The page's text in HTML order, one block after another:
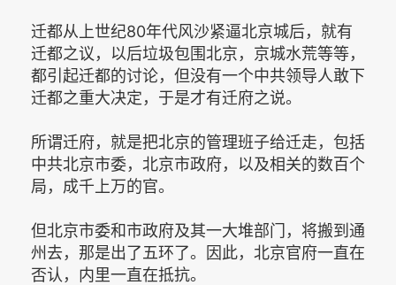
迁都从上世纪80年代风沙紧逼北京城后，就有
迁都之议，以后垃圾包围北京，京城水荒等等，
都引起迁都的讨论，但没有一个中共领导人敢下
迁都之重大决定，于是才有迁府之说。
所谓迁府，就是把北京的管理班子给迁走，包括
中共北京市委，北京市政府，以及相关的数百个
局，成千上万的官。
但北京市委和市政府及其一大堆部门，将搬到通
州去，那是出了五环了。因此，北京官府一直在
否认，内里一直在抵抗。